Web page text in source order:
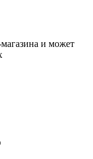
и может